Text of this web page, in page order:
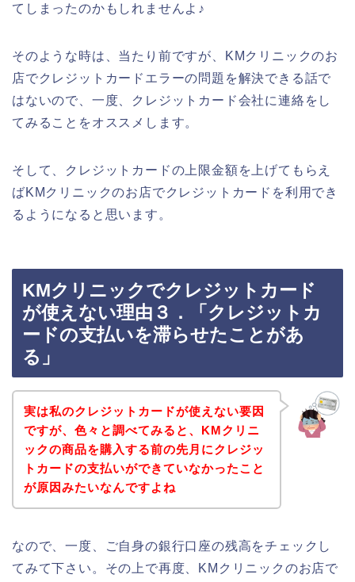
てしまったのかもしれませんよ♪
そのような時は、当たり前ですが、KMクリニックのお
店でクレジットカードエラーの問題を解決できる話で
はないので、一度、クレジットカード会社に連絡をし
てみることをオススメします。
そして、クレジットカードの上限金額を上げてもらえ
ばKMクリニックのお店でクレジットカードを利用でき
るようになると思います。
KMクリニックでクレジットカード
が使えない理由３．「クレジットカ
ードの支払いを滞らせたことがあ
る」
実は私のクレジットカードが使えない要因
ですが、色々と調べてみると、KMクリニ
ックの商品を購入する前の先月にクレジッ
トカードの支払いができていなかったこと
が原因みたいなんですよね
なので、一度、ご自身の銀行口座の残高をチェックし
てみて下さい。その上で再度、KMクリニックのお店で